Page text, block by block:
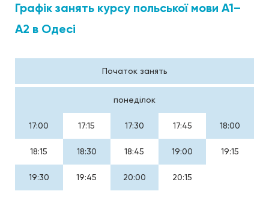
Графік занять курсу польської мови A1–
A2 в Одесі
Початок занять
понеділок
17:00 17:15 17:30 17:45 18:00
18:15 18:30 18:45 19:00 19:15
19:30 19:45 20:00 20:15